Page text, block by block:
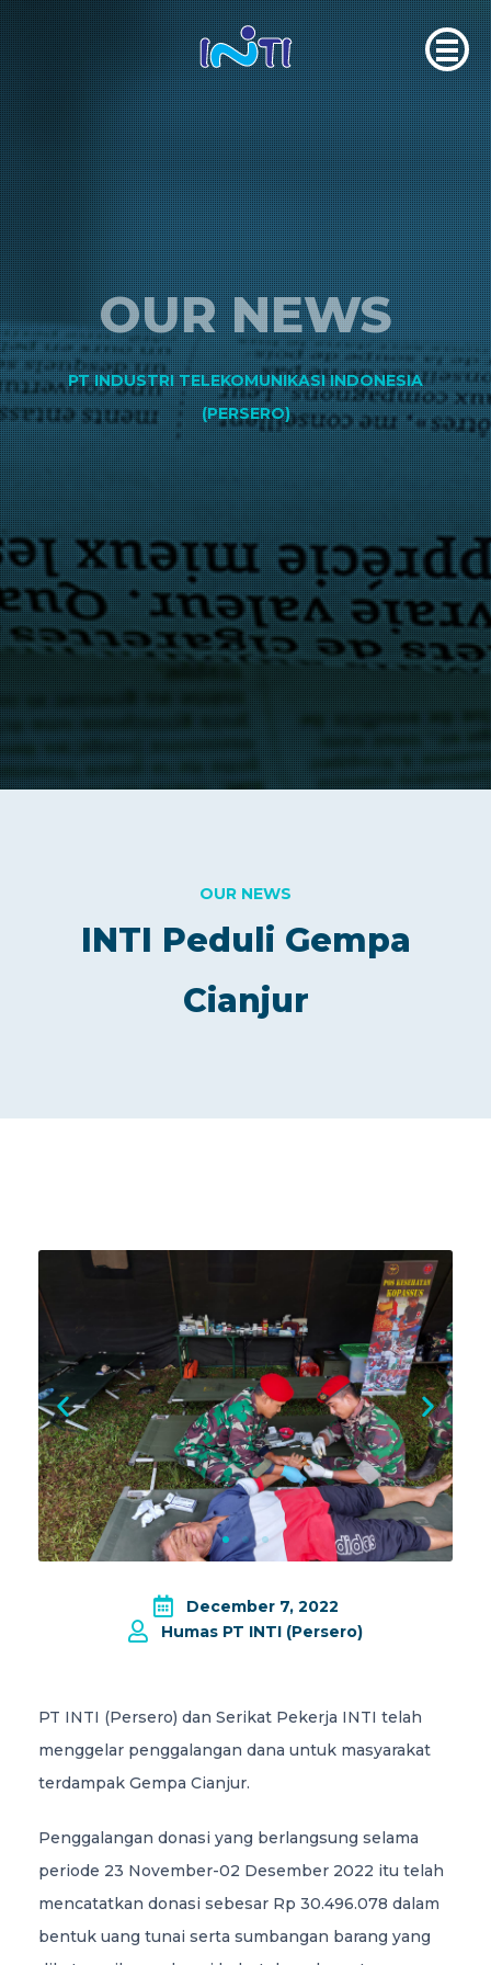
OUR NEWS
PT INDUSTRI TELEKOMUNIKASI INDONESIA
(PERSERO)
OUR NEWS
INTI Peduli Gempa
Cianjur
December 7, 2022
Humas PT INTI (Persero)
PT INTI (Persero) dan Serikat Pekerja INTI telah
menggelar penggalangan dana untuk masyarakat
terdampak Gempa Cianjur.
Penggalangan donasi yang berlangsung selama
periode 23 November-02 Desember 2022 itu telah
mencatatkan donasi sebesar Rp 30.496.078 dalam
bentuk uang tunai serta sumbangan barang yang